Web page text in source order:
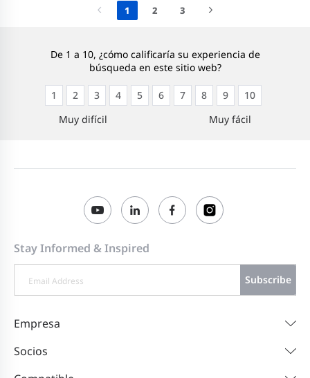
1 2 3
De 1 a 10, ¿cómo calificaría su experiencia de
búsqueda en este sitio web?
Muy difícil
1 2 3 4 5 6 7 8 9
10
Muy fácil
Stay Informed & Inspired
Subscribe
Empresa
Socios